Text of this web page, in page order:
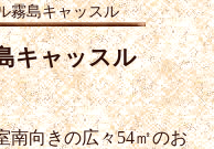
霧島キャッスル
キャッスル
南向きの広々54㎡のお